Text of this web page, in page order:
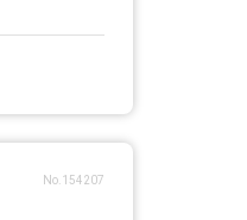
No.154207